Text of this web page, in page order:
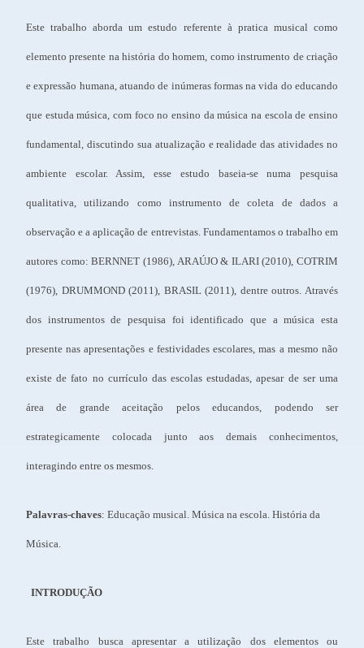
Este trabalho aborda um estudo referente à pratica musical como
elemento presente na história do homem, como instrumento de criação
e expressão humana, atuando de inúmeras formas na vida do educando
que estuda música, com foco no ensino da música na escola de ensino
fundamental, discutindo sua atualização e realidade das atividades no
ambiente escolar. Assim, esse estudo baseia-se numa pesquisa
qualitativa, utilizando como instrumento de coleta de dados a
observação e a aplicação de entrevistas. Fundamentamos o trabalho em
autores como: BERNNET (1986), ARAÚJO & ILARI (2010), COTRIM
(1976), DRUMMOND (2011), BRASIL (2011), dentre outros. Através
dos instrumentos de pesquisa foi identificado que a música esta
presente nas apresentações e festividades escolares, mas a mesmo não
existe de fato no currículo das escolas estudadas, apesar de ser uma
área de grande aceitação pelos educandos, podendo ser
estrategicamente colocada junto aos demais conhecimentos,
interagindo entre os mesmos.
Palavras-chaves: Educação musical. Música na escola. História da
Música.
INTRODUÇÃO
Este trabalho busca apresentar a utilização dos elementos ou